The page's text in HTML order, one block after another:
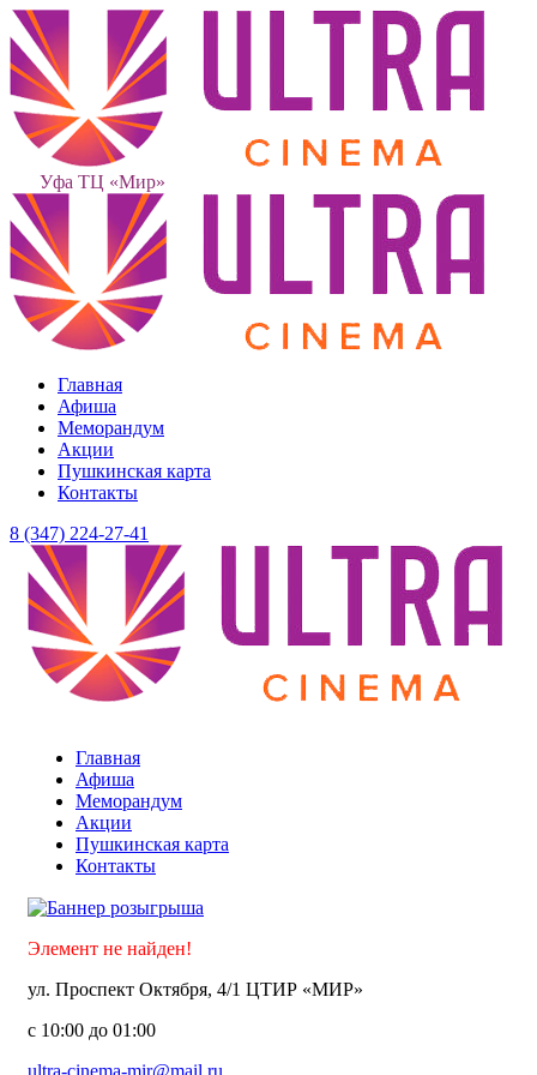
Уфа ТЦ «Мир»
Главная
Афиша
Меморандум
Акции
Пушкинская карта
Контакты
8 (347) 224-27-41
Главная
Афиша
Меморандум
Акции
Пушкинская карта
Контакты
Элемент не найден!
ул. Проспект Октября, 4/1 ЦТИР «МИР»
с 10:00 до 01:00
ultra-cinema-mir@mail.ru